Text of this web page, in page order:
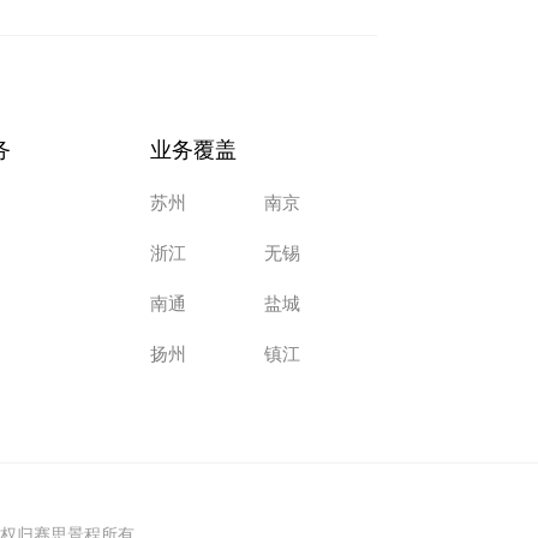
业务覆盖
苏州
南京
浙江
无锡
南通
盐城
扬州
镇江